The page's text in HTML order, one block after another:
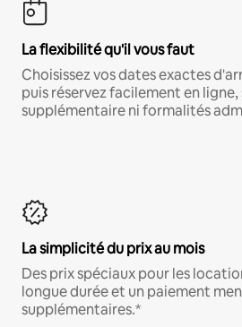
La flexibilité qu'il vous faut
Choisissez vos dates exactes
puis réservez facilement en
supplémentaire ni formalités
La simplicité du prix au mois
Des prix spéciaux pour les
longue durée et un paiement
supplémentaires.*